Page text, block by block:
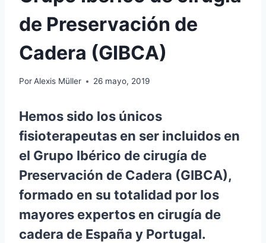
de Preservación de
Cadera (GIBCA)
PorAlexis Müller 26 mayo, 2019
Hemos sido los únicos
fisioterapeutas en ser incluidos en
el Grupo Ibérico de cirugía de
Preservación de Cadera (GIBCA),
formado en su totalidad por los
mayores expertos en cirugía de
cadera de España y Portugal.